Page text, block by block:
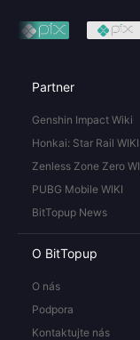
Partner
Genshin Impact Wiki
Honkai: Star Rail WIKI
Zenless Zone Zero
PUBG Mobile WIKI
BitTopup News
O BitTopup
O nás
Podpora
Kontaktujte nás